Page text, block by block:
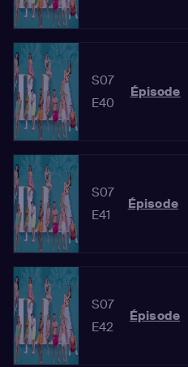
S07
E40
Épisode
S07
E41
Épisode
S07
E42
Épisode